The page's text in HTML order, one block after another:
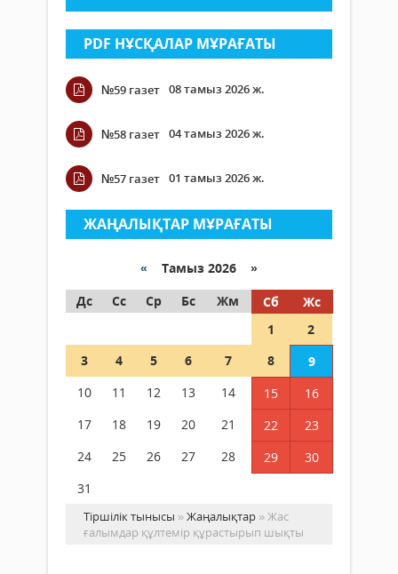
PDF НҰСҚАЛАР МҰРАҒАТЫ
№59 газет 08 тамыз 2026 ж.
№58 газет 04 тамыз 2026 ж.
№57 газет 01 тамыз 2026 ж.
ЖАҢАЛЫҚТАР МҰРАҒАТЫ
« Тамыз 2026 »
Дс
Сс Ср Бс Жм Сб
Жс
1
2
3
4 5 6 7 8
9
10
11 12 13 14 15
16
17
18 19 20 21 22
23
24
25 26 27 28 29
30
31
Тіршілік тынысы »Жаңалықтар » Жас
ғалымдар құлтемір құрастырып шықты